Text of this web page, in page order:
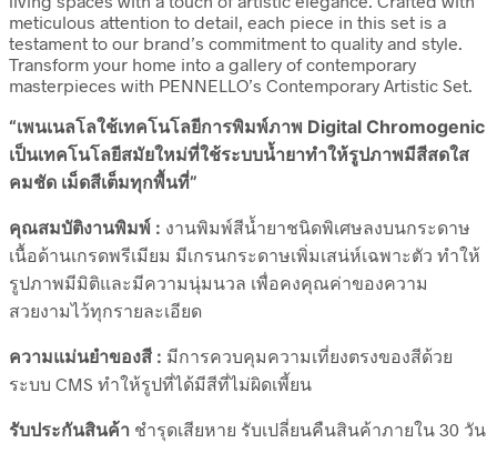
meticulous attention to detail, each piece in this set is a
testament to our brand’s commitment to quality and style.
Transform your home into a gallery of contemporary
masterpieces with PENNELLO’s Contemporary Artistic Set.
“เพนเนลโลใช้เทคโนโลยีการพิมพ์ภาพ Digital Chromogenic
เป็นเทคโนโลยีสมัยใหม่ที่ใช้ระบบน้ำยาทำให้รูปภาพมีสีสดใส
คมชัด เม็ดสีเต็มทุกพื้นที่”
คุณสมบัติงานพิมพ์ : งานพิมพ์สีน้ำยาชนิดพิเศษลงบนกระดาษ
เนื้อด้านเกรดพรีเมียม มีเกรนกระดาษเพิ่มเสน่ห์เฉพาะตัว ทำให้
รูปภาพมีมิติและมีความนุ่มนวล เพื่อคงคุณค่าของความ
สวยงามไว้ทุกรายละเอียด
ความแม่นยำของสี : มีการควบคุมความเที่ยงตรงของสีด้วย
ระบบ CMS ทำให้รูปที่ได้มีสีที่ไม่ผิดเพี้ยน
รับประกันสินค้า ชำรุดเสียหาย รับเปลี่ยนคืนสินค้าภายใน 30 วัน